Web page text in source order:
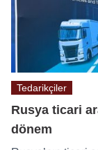
Tedarikçiler
Rusya ticari
dönem